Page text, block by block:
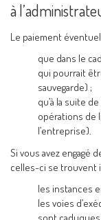
à
Le paiement
que dans le
qui pourrait
sauvegarde) ;
qu’à la suite
opérations de
l’entreprise).
Si vous avez engagé
celles-ci se trouvent
les instances
les voies